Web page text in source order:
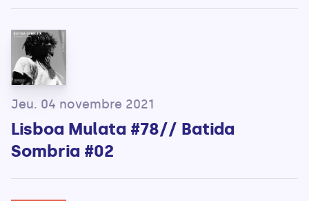
Jeu. 04 novembre 2021
Lisboa Mulata #78// Batida
Sombria #02